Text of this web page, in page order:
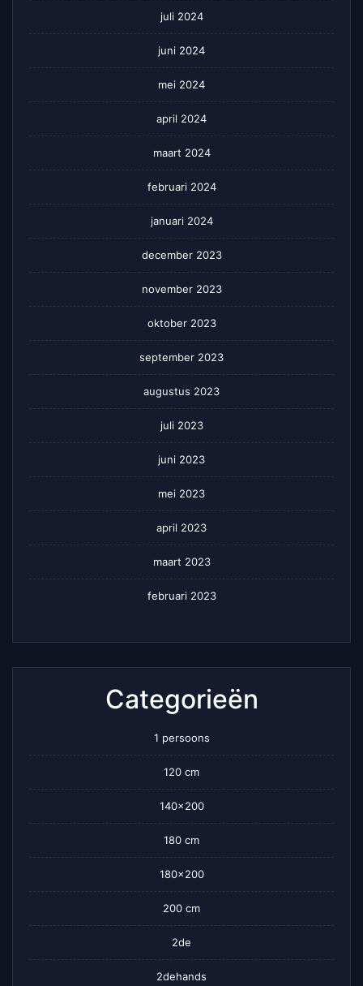
juli 2024
juni 2024
mei 2024
april 2024
maart 2024
februari 2024
januari 2024
december 2023
november 2023
oktober 2023
september 2023
augustus 2023
juli 2023
juni 2023
mei 2023
april 2023
maart 2023
februari 2023
Categorieën
1 persoons
120 cm
140×200
180 cm
180×200
200 cm
2de
2dehands